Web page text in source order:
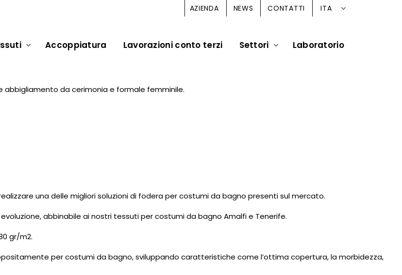
ITA
AZIENDA NEWS CONTATTI
Accoppiatura Lavorazioni conto terzi Settori Laboratorio
da cerimonia e formale femminile.
una delle migliori soluzioni di fodera per costumi da bagno presenti sul mercato.
abbinabile ai nostri tessuti per costumi da bagno Amalfi e Tenerife.
gr/m2.
per costumi da bagno, sviluppando caratteristiche come l’ottima copertura, la morbidezza,